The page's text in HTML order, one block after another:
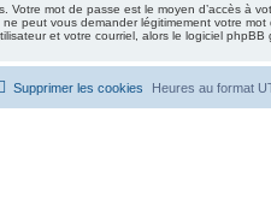
mot de passe est le moyen d’accès à
peut vous demander légitimement votre mot
et votre courriel, alors le logiciel phpBB
Heures au format
Supprimer les cookies